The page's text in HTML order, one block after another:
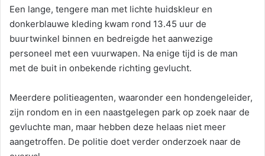
Een lange, tengere man met lichte huidskleur en
donkerblauwe kleding kwam rond 13.45 uur de
buurtwinkel binnen en bedreigde het aanwezige
personeel met een vuurwapen. Na enige tijd is de man
met de buit in onbekende richting gevlucht.
Meerdere politieagenten, waaronder een hondengeleider,
zijn rondom en in een naastgelegen park op zoek naar de
gevluchte man, maar hebben deze helaas niet meer
aangetroffen. De politie doet verder onderzoek naar de